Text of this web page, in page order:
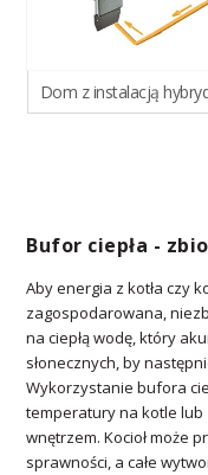
Dom z instalacją
Bufor ciepła -
Aby energia z kotła czy
zagospodarowana,
na ciepłą wodę, który
słonecznych, by
Wykorzystanie bufora
temperatury na kotle lub
wnętrzem. Kocioł może
sprawności, a całe